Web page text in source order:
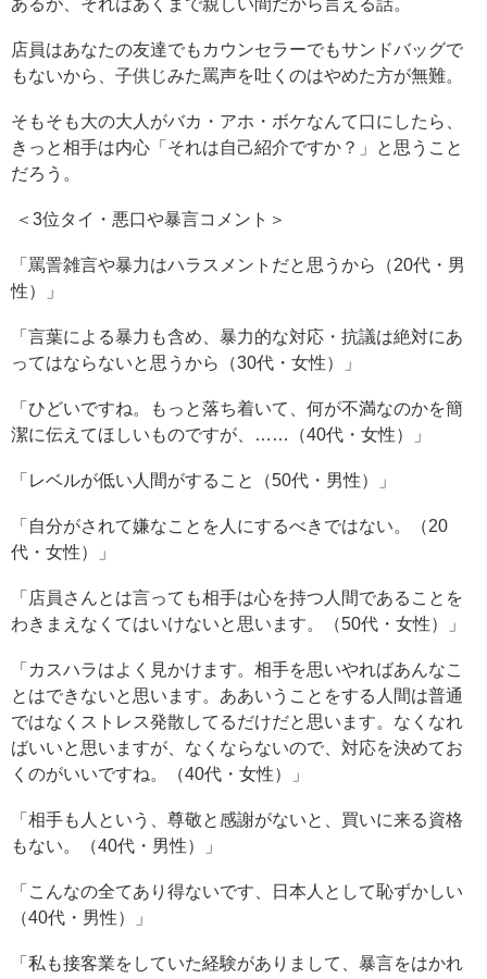
あるが、それはあくまで親しい間だから言える話。
店員はあなたの友達でもカウンセラーでもサンドバッグで
もないから、子供じみた罵声を吐くのはやめた方が無難。
そもそも大の大人がバカ・アホ・ボケなんて口にしたら、
きっと相手は内心「それは自己紹介ですか？」と思うこと
だろう。
＜3位タイ・悪口や暴言コメント＞
「罵詈雑言や暴力はハラスメントだと思うから（20代・男
性）」
「言葉による暴力も含め、暴力的な対応・抗議は絶対にあ
ってはならないと思うから（30代・女性）」
「ひどいですね。もっと落ち着いて、何が不満なのかを簡
潔に伝えてほしいものですが、……（40代・女性）」
「レベルが低い人間がすること（50代・男性）」
「自分がされて嫌なことを人にするべきではない。（20
代・女性）」
「店員さんとは言っても相手は心を持つ人間であることを
わきまえなくてはいけないと思います。（50代・女性）」
「カスハラはよく見かけます。相手を思いやればあんなこ
とはできないと思います。ああいうことをする人間は普通
ではなくストレス発散してるだけだと思います。なくなれ
ばいいと思いますが、なくならないので、対応を決めてお
くのがいいですね。（40代・女性）」
「相手も人という、尊敬と感謝がないと、買いに来る資格
もない。（40代・男性）」
「こんなの全てあり得ないです、日本人として恥ずかしい
（40代・男性）」
「私も接客業をしていた経験がありまして、暴言をはかれ